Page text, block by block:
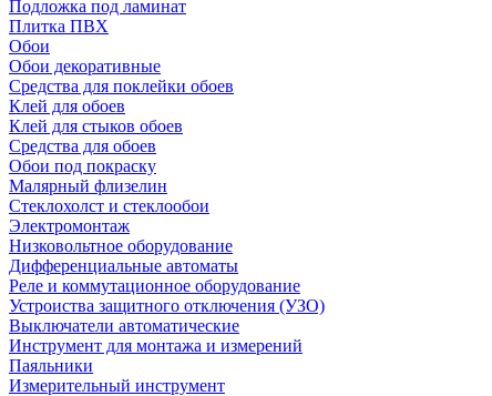
Подложка под ламинат
Плитка ПВХ
Обои
Обои декоративные
Средства для поклейки обоев
Клей для обоев
Клей для стыков обоев
Средства для обоев
Обои под покраску
Малярный флизелин
Стеклохолст и стеклообои
Электромонтаж
Низковольтное оборудование
Дифференциальные автоматы
Реле и коммутационное оборудование
Устроиства защитного отключения (УЗО)
Выключатели автоматические
Инструмент для монтажа и измерений
Паяльники
Измерительный инструмент